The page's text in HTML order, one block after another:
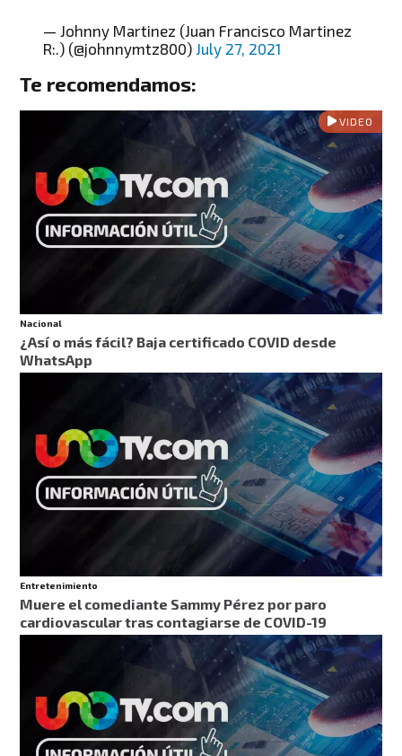
— Johnny Martinez (Juan Francisco Martinez
R:.) (@johnnymtz800) July 27, 2021
Te recomendamos:
VIDEO
Nacional
¿Así o más fácil? Baja certificado COVID desde
WhatsApp
Entretenimiento
Muere el comediante Sammy Pérez por paro
cardiovascular tras contagiarse de COVID-19